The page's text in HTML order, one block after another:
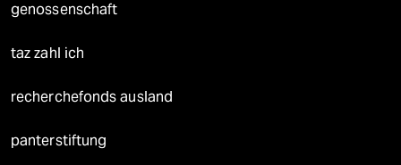
genossenschaft
taz zahl ich
recherchefonds ausland
panterstiftung